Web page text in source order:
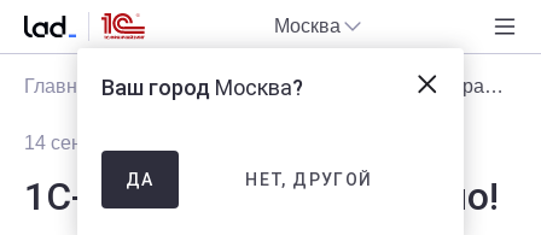
Москва
Главная Блог Статьи 1С-ЭДО – это не страшно!
14 сентября 2021
1С-ЭДО – это не страшно!
Ваш город Москва?
ДА НЕТ, ДРУГОЙ